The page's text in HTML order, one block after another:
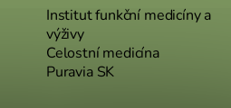
Institut funkční medicíny a
výživy
Celostní medicína
Puravia SK